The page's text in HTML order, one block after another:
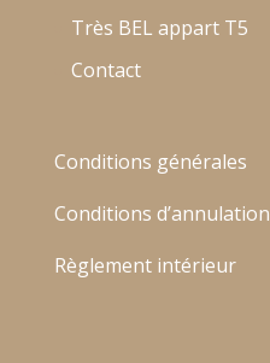
Très BEL appart T5
Contact
Conditions générales
Conditions d’annulation
Règlement intérieur